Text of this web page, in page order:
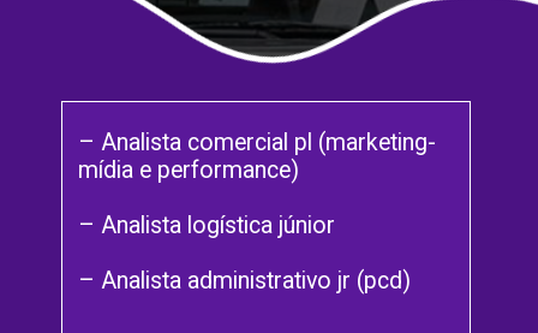
– Analista comercial pl (marketing-
mídia e performance)
– Analista logística júnior
– Analista administrativo jr (pcd)